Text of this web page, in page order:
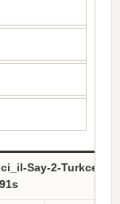
Say-2-Turkce-